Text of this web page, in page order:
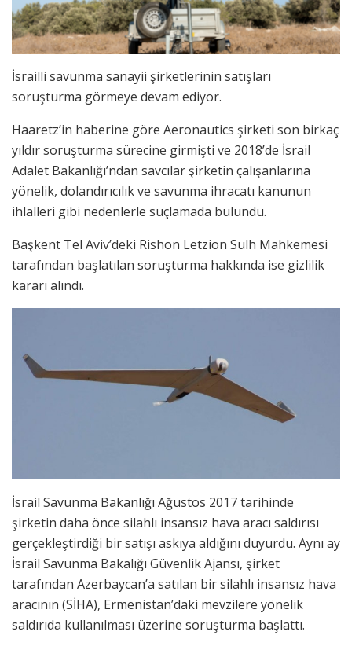
İsrailli savunma sanayii şirketlerinin satışları
soruşturma görmeye devam ediyor.
Haaretz’in haberine göre Aeronautics şirketi son birkaç
yıldır soruşturma sürecine girmişti ve 2018’de İsrail
Adalet Bakanlığı’ndan savcılar şirketin çalışanlarına
yönelik, dolandırıcılık ve savunma ihracatı kanunun
ihlalleri gibi nedenlerle suçlamada bulundu.
Başkent Tel Aviv’deki Rishon Letzion Sulh Mahkemesi
tarafından başlatılan soruşturma hakkında ise gizlilik
kararı alındı.
İsrail Savunma Bakanlığı Ağustos 2017 tarihinde
şirketin daha önce silahlı insansız hava aracı saldırısı
gerçekleştirdiği bir satışı askıya aldığını duyurdu. Aynı ay
İsrail Savunma Bakalığı Güvenlik Ajansı, şirket
tarafından Azerbaycan’a satılan bir silahlı insansız hava
aracının (SİHA), Ermenistan’daki mevzilere yönelik
saldırıda kullanılması üzerine soruşturma başlattı.